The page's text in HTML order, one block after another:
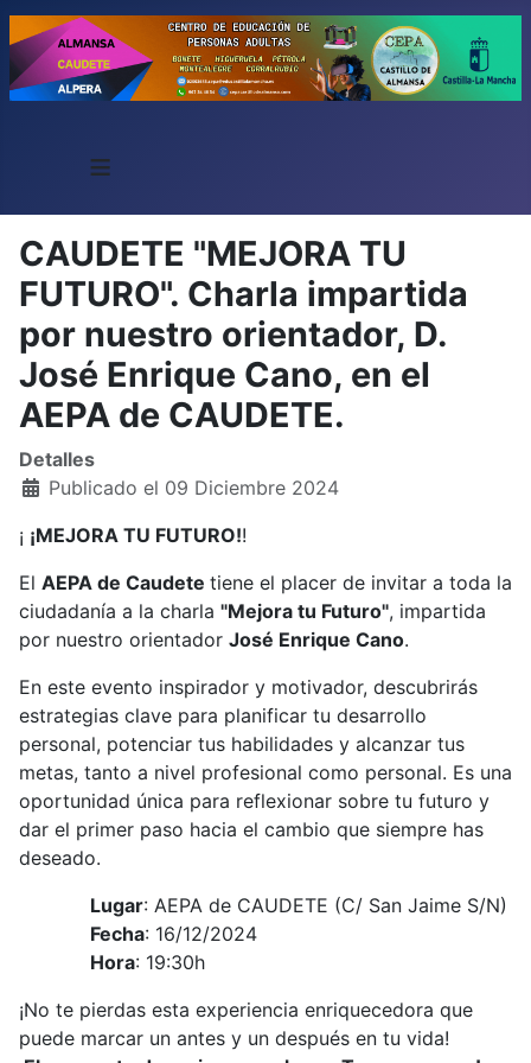
≡
CAUDETE "MEJORA TU
FUTURO". Charla impartida
por nuestro orientador, D.
José Enrique Cano, en el
AEPA de CAUDETE.
Detalles
Publicado el 09 Diciembre 2024
¡ ¡MEJORA TU FUTURO!!
El AEPA de Caudete tiene el placer de invitar a toda la
ciudadanía a la charla "Mejora tu Futuro", impartida
por nuestro orientador José Enrique Cano.
En este evento inspirador y motivador, descubrirás
estrategias clave para planificar tu desarrollo
personal, potenciar tus habilidades y alcanzar tus
metas, tanto a nivel profesional como personal. Es una
oportunidad única para reflexionar sobre tu futuro y
dar el primer paso hacia el cambio que siempre has
deseado.
Lugar: AEPA de CAUDETE (C/ San Jaime S/N)
Fecha: 16/12/2024
Hora: 19:30h
¡No te pierdas esta experiencia enriquecedora que
puede marcar un antes y un después en tu vida!